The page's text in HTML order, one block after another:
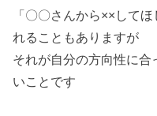
「〇〇さんから××して
れることもありますが
それが自分の方向性に
いことです